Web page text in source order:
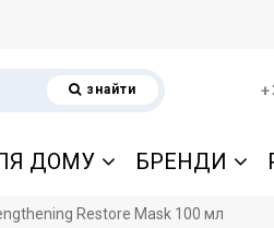
знайти
ДОМУ БРЕНДИ
Restore Mask 100 мл